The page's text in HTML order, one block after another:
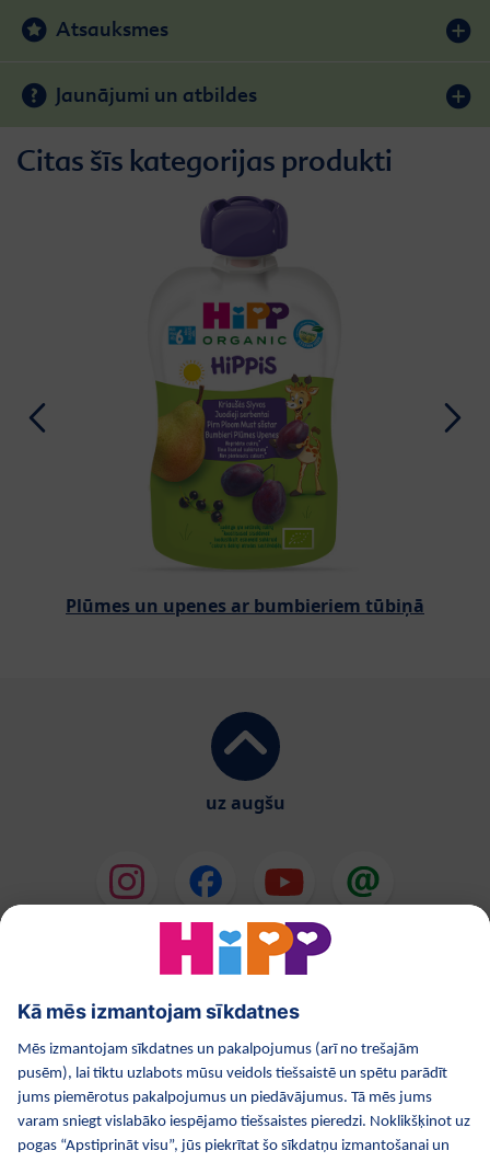
Atsauksmes
Jaunājumi un atbildes
Citas šīs kategorijas produkti
Plūmes un upenes ar bumbieriem tūbiņā
uz augšu
HiPP Mākslīgie piena maisījumi
HiPP Mazuļa ēdināšana
HiPP Kosmētika
HiPP Grūtniecība
Privātuma politika
Lietošanas noteikumi
Izejošie dati
Par kompāniju HiPP Kontakti